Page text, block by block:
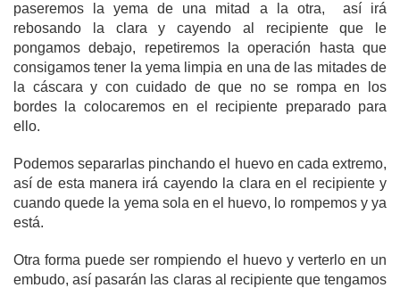
paseremos la yema de una mitad a la otra, así irá
rebosando la clara y cayendo al recipiente que le
pongamos debajo, repetiremos la operación hasta que
consigamos tener la yema limpia en una de las mitades de
la cáscara y con cuidado de que no se rompa en los
bordes la colocaremos en el recipiente preparado para
ello.
Podemos separarlas pinchando el huevo en cada extremo,
así de esta manera irá cayendo la clara en el recipiente y
cuando quede la yema sola en el huevo, lo rompemos y ya
está.
Otra forma puede ser rompiendo el huevo y verterlo en un
embudo, así pasarán las claras al recipiente que tengamos